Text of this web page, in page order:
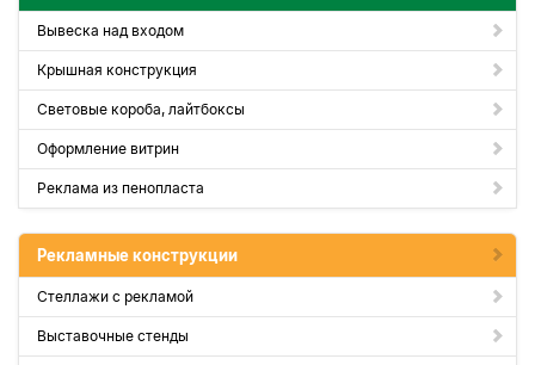
Вывеска над входом
Крышная конструкция
Световые короба, лайтбоксы
Оформление витрин
Реклама из пенопласта
Рекламные конструкции
Стеллажи с рекламой
Выставочные стенды